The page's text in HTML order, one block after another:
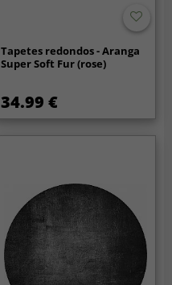
Tapetes redondos - Aranga
Super Soft Fur (rose)
34.99 €